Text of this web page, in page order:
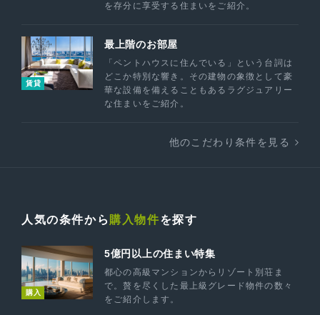
を存分に享受する住まいをご紹介。
賃貸
最上階のお部屋
「ペントハウスに住んでいる」という台詞は
どこか特別な響き。その建物の象徴として豪
華な設備を備えることもあるラグジュアリー
な住まいをご紹介。
他のこだわり条件を見る
人気の条件から 購入物件を探す
購入
5億円以上の住まい特集
都心の高級マンションからリゾート別荘ま
で。贅を尽くした最上級グレード物件の数々
をご紹介します。